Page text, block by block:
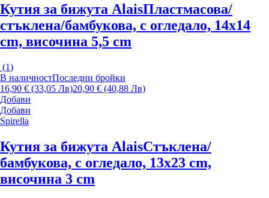
Кутия за бижута AlaisПластмасова/
стъклена/бамбукова, с огледало, 14x14
cm, височина 5,5 cm
(1)
В наличностПоследни бройки
16,90 € (33,05 Лв)20,90 € (40,88 Лв)
Добави
Добави
Spirella
Кутия за бижута AlaisСтъклена/
бамбукова, с огледало, 13x23 cm,
височина 3 cm